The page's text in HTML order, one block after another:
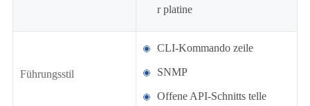
r platine
Führungsstil
CLI-Kommando zeile
SNMP
Offene API-Schnitts telle